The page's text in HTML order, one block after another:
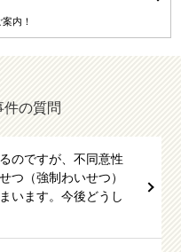
内！
の質問
のですが、不同意性
つ（強制わいせつ）
います。今後どうし